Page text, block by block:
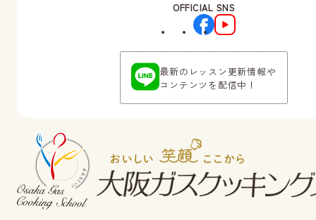
OFFICIAL SNS
最新のレッスン更新情報や
コンテンツを配信中！